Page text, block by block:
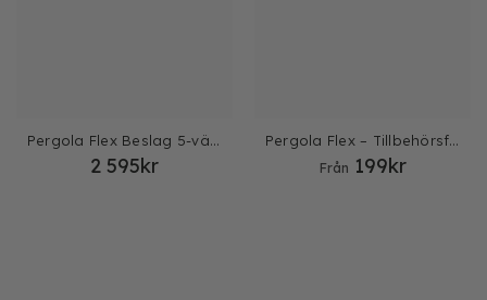
Pergola Flex Beslag 5-vägs
2 595kr
Pergola Flex – Tillbehörsfäste 2-pack
Från 199kr